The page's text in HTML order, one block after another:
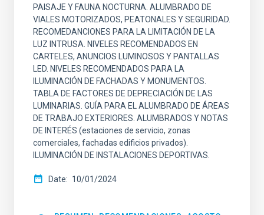
PAISAJE Y FAUNA NOCTURNA. ALUMBRADO DE
VIALES MOTORIZADOS, PEATONALES Y SEGURIDAD.
RECOMEDANCIONES PARA LA LIMITACIÓN DE LA
LUZ INTRUSA. NIVELES RECOMENDADOS EN
CARTELES, ANUNCIOS LUMINOSOS Y PANTALLAS
LED. NIVELES RECOMENDADOS PARA LA
ILUMINACIÓN DE FACHADAS Y MONUMENTOS.
TABLA DE FACTORES DE DEPRECIACIÓN DE LAS
LUMINARIAS. GUÍA PARA EL ALUMBRADO DE ÁREAS
DE TRABAJO EXTERIORES. ALUMBRADOS Y NOTAS
DE INTERÉS (estaciones de servicio, zonas
comerciales, fachadas edificios privados).
ILUMINACIÓN DE INSTALACIONES DEPORTIVAS.
Date 10/01/2024